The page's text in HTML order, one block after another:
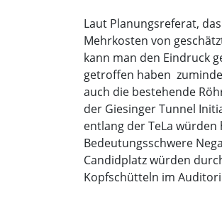
Laut Planungsreferat,
Mehrkosten von
kann man den Eindruck
getroffen haben 
auch die bestehende
der Giesinger Tunnel
entlang der TeLa
Bedeutungsschwere
Candidplatz würden
Kopfschütteln im